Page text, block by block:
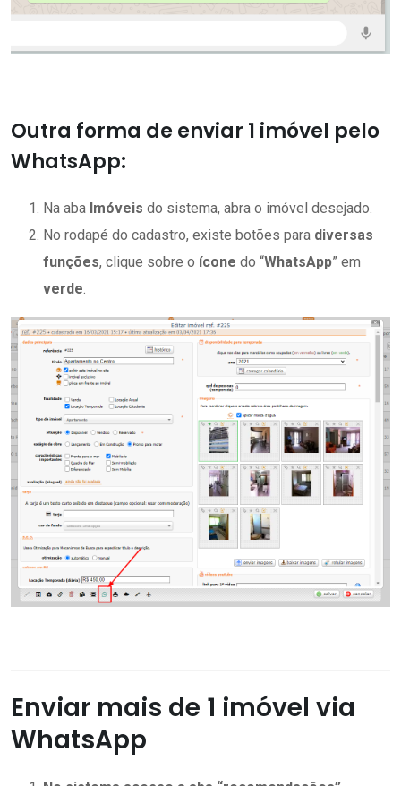
Outra forma de enviar 1 imóvel pelo
WhatsApp:
Na aba Imóveis do sistema, abra o imóvel desejado.
No rodapé do cadastro, existe botões para diversas
funções, clique sobre o ícone do “WhatsApp” em
verde.
Enviar mais de 1 imóvel via
WhatsApp